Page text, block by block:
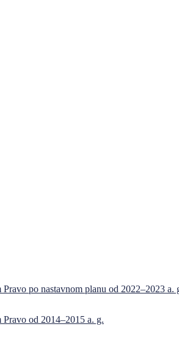
po nastavnom planu od 2022–2023 a.
od 2014–2015 a. g.